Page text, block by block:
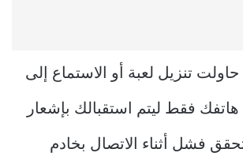
تنزيل لعبة أو الاستماع إلى
فقط ليتم استقبالك بإشعار
فشل أثناء الاتصال بخادم